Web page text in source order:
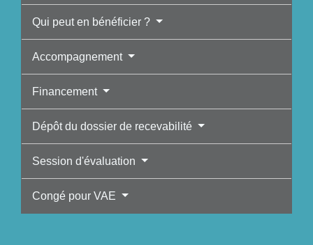
Qui peut en bénéficier ?
Accompagnement
Financement
Dépôt du dossier de recevabilité
Session d'évaluation
Congé pour VAE